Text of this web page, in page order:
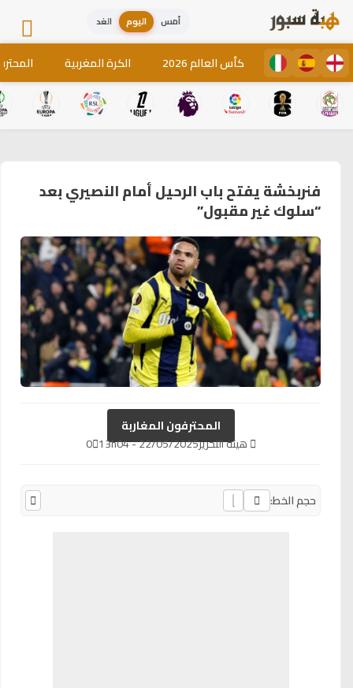
أمس اليوم الغد
كأس العالم 2026 الكرة المغربية
فنربخشة يفتح باب الرحيل أمام النصيري بعد
“سلوك غير مقبول”
المحترفون المغاربة
هيئة التحرير22/05/2025 - 13h04
0
حجم الخط: